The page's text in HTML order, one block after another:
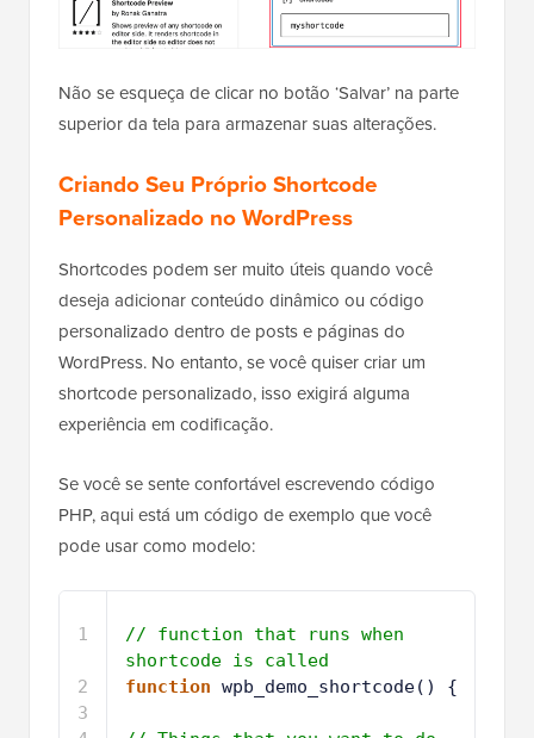
Não se esqueça de clicar no botão ‘Salvar’ na parte
superior da tela para armazenar suas alterações.
Criando Seu Próprio Shortcode
Personalizado no WordPress
Shortcodes podem ser muito úteis quando você
deseja adicionar conteúdo dinâmico ou código
personalizado dentro de posts e páginas do
WordPress. No entanto, se você quiser criar um
shortcode personalizado, isso exigirá alguma
experiência em codificação.
Se você se sente confortável escrevendo código
PHP, aqui está um código de exemplo que você
pode usar como modelo:
1
2
3
// function that runs when
shortcode is called
function wpb_demo_shortcode() {